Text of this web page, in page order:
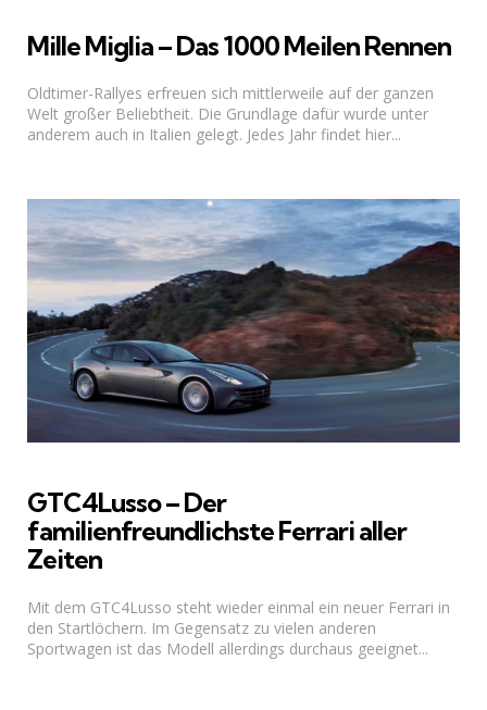
Mille Miglia – Das 1000 Meilen Rennen
Oldtimer-Rallyes erfreuen sich mittlerweile auf der ganzen
Welt großer Beliebtheit. Die Grundlage dafür wurde unter
anderem auch in Italien gelegt. Jedes Jahr findet hier...
GTC4Lusso – Der
familienfreundlichste Ferrari aller
Zeiten
Mit dem GTC4Lusso steht wieder einmal ein neuer Ferrari in
den Startlöchern. Im Gegensatz zu vielen anderen
Sportwagen ist das Modell allerdings durchaus geeignet...